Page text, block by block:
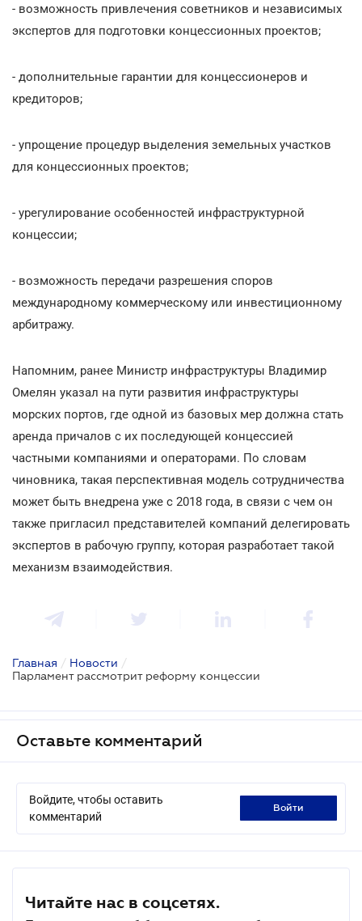
- возможность привлечения советников и независимых
экспертов для подготовки концессионных проектов;
- дополнительные гарантии для концессионеров и
кредиторов;
- упрощение процедур выделения земельных участков
для концессионных проектов;
- урегулирование особенностей инфраструктурной
концессии;
- возможность передачи разрешения споров
международному коммерческому или инвестиционному
арбитражу.
Напомним, ранее Министр инфраструктуры Владимир
Омелян указал на пути развития инфраструктуры
морских портов, где одной из базовых мер должна стать
аренда причалов с их последующей концессией
частными компаниями и операторами. По словам
чиновника, такая перспективная модель сотрудничества
может быть внедрена уже с 2018 года, в связи с чем он
также пригласил представителей компаний делегировать
экспертов в рабочую группу, которая разработает такой
механизм взаимодействия.
Главная / Новости /
Парламент рассмотрит реформу концессии
Оставьте комментарий
Войдите, чтобы оставить
комментарий
войти
Читайте нас в соцсетях.